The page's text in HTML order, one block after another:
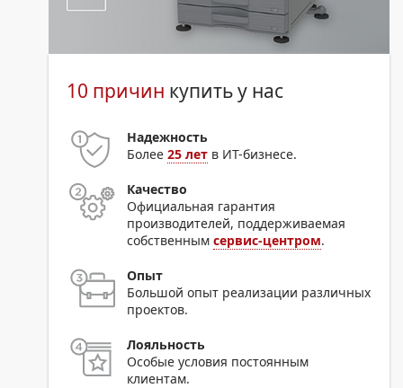
10 причин купить у нас
Надежность
Более25 лет в ИТ-бизнесе.
Качество
Официальная гарантия
производителей, поддерживаемая
собственнымсервис-центром.
Опыт
Большой опыт реализации различных
проектов.
Лояльность
Особые условия постоянным
клиентам.